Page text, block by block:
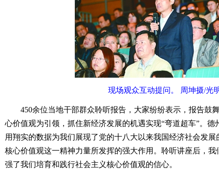
现场观众互动提问。 周坤摄/光
450余位当地干部群众聆听报告，大家纷纷表示，报告鼓
心价值观为引领，抓住新经济发展的机遇实现“弯道超车”。
用翔实的数据为我们展现了党的十八大以来我国经济社会发
核心价值观这一精神力量所发挥的强大作用。聆听讲座后，
强了我们培育和践行社会主义核心价值观的信心。